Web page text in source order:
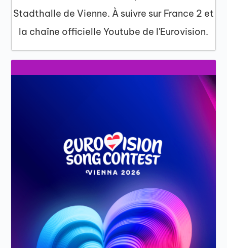
Stadthalle de Vienne. À suivre sur France 2 et
la chaîne officielle Youtube de l'Eurovision.